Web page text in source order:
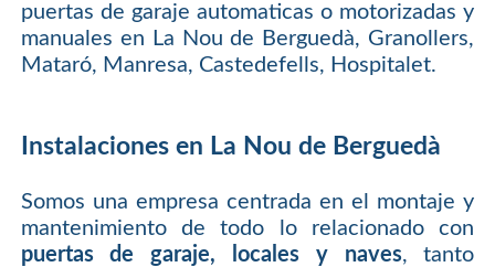
puertas de garaje automaticas o motorizadas y
manuales en La Nou de Berguedà, Granollers,
Mataró, Manresa, Castedefells, Hospitalet.
Instalaciones en La Nou de Berguedà
Somos una empresa centrada en el montaje y
mantenimiento de todo lo relacionado con
puertas de garaje, locales y naves, tanto